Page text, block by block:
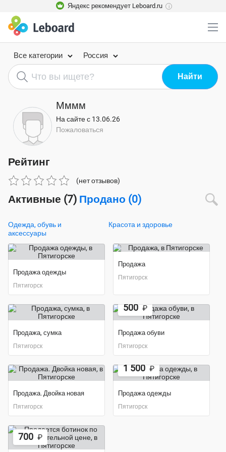
Яндекс рекомендует Leboard.ru i
Все категории Россия
Мммм
На сайте с 13.06.26
Пожаловаться
Рейтинг
(нет отзывов)
Активные (7) Продано (0)
Одежда, обувь и
аксессуары
Красота и здоровье
Продажа одежды
Пятигорск
Продажа
Пятигорск
Продажа, сумка
Пятигорск
500 ₽
Продажа обуви
Пятигорск
Продажа. Двойка новая
Пятигорск
1 500 ₽
Продажа одежды
Пятигорск
700 ₽